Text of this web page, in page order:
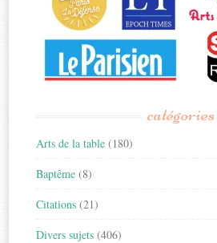
catégories
Arts de la table (180)
Baptême (8)
Citations (21)
Divers sujets (406)